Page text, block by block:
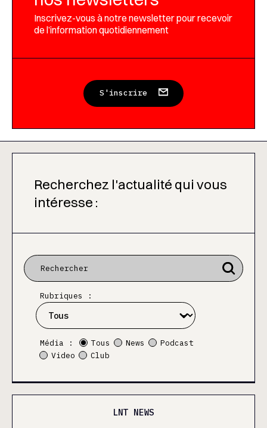
Inscrivez-vous à notre newsletter pour recevoir
de l’information quotidiennement
S'inscrire
Recherchez l'actualité qui vous
intéresse :
Rubriques :
Média : Tous News
Podcast
Video
Club
LNT NEWS